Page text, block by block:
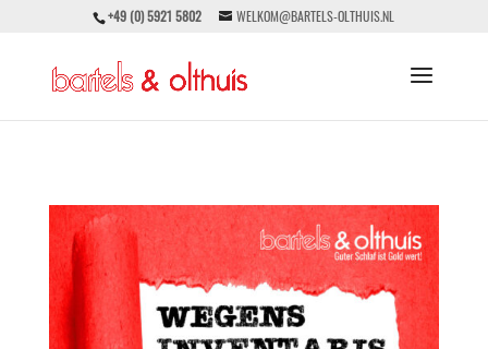
+49 (0) 5921 5802 WELKOM@BARTELS-OLTHUIS.NL